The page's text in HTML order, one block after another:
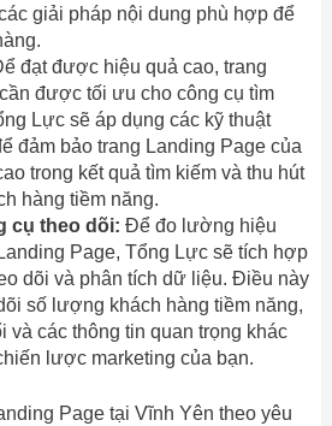
giải pháp nội dung phù hợp để
đạt được hiệu quả cao, trang
được tối ưu cho công cụ tìm
Lực sẽ áp dụng các kỹ thuật
đảm bảo trang Landing Page của
trong kết quả tìm kiếm và thu hút
hàng tiềm năng.
cụ theo dõi: Để đo lường hiệu
Page, Tổng Lực sẽ tích hợp
dõi và phân tích dữ liệu. Điều này
số lượng khách hàng tiềm năng,
và các thông tin quan trọng khác
lược marketing của bạn.
Page tại Vĩnh Yên theo yêu